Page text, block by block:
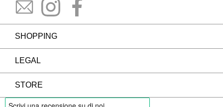
SHOPPING
LEGAL
STORE